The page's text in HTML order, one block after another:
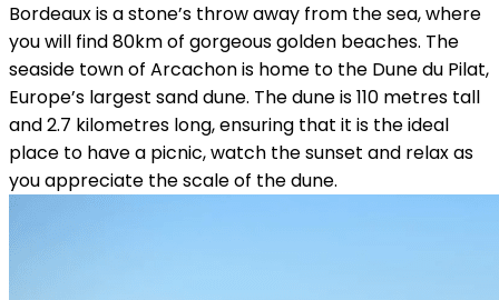
Bordeaux is a stone’s throw away from the sea, where
you will find 80km of gorgeous golden beaches. The
seaside town of Arcachon is home to the Dune du Pilat,
Europe’s largest sand dune. The dune is 110 metres tall
and 2.7 kilometres long, ensuring that it is the ideal
place to have a picnic, watch the sunset and relax as
you appreciate the scale of the dune.